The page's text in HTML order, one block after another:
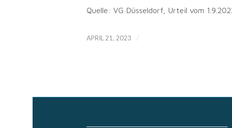
Quelle: VG Düsseldorf, Urteil vom
APRIL 21, 2023 /